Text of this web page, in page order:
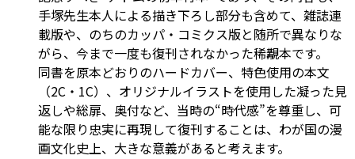
手塚先生本人による描き下ろし部分も含めて、雑誌連
載版や、のちのカッパ・コミクス版と随所で異なりな
がら、今まで一度も復刊されなかった稀覯本です。
同書を原本どおりのハードカバー、特色使用の本文
（2C・1C）、オリジナルイラストを使用した凝った見
返しや総扉、奥付など、当時の“時代感”を尊重し、可
能な限り忠実に再現して復刊することは、わが国の漫
画文化史上、大きな意義があると考えます。